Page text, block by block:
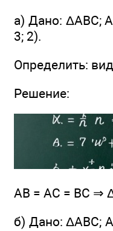
а) Дано: ΔАВС;
3; 2).
Определить:
Решение:
АВ = АС = ВС ⇒
б) Дано: ΔABС;